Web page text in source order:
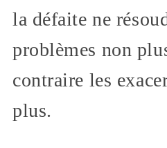
la défaite ne
problèmes non
contraire les
plus.